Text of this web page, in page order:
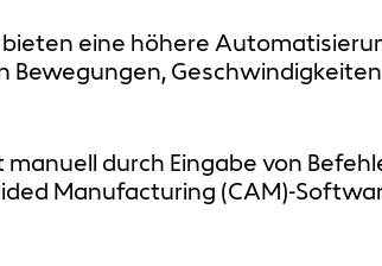
bieten eine höhere
durch Eingabe von
Manufacturing (CAM)-